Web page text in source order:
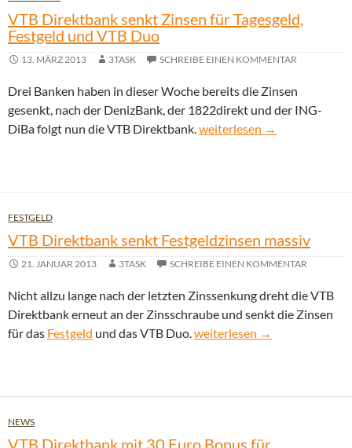
VTB Direktbank senkt Zinsen für Tagesgeld,
Festgeld und VTB Duo
13. MÄRZ 2013 3TASK SCHREIBE EINEN KOMMENTAR
Drei Banken haben in dieser Woche bereits die Zinsen
gesenkt, nach der DenizBank, der 1822direkt und der ING-
DiBa folgt nun die VTB Direktbank.VTB Direktbank senkt
weiterlesen →
FESTGELD
VTB Direktbank senkt Festgeldzinsen massiv
21. JANUAR 2013 3TASK SCHREIBE EINEN KOMMENTAR
Nicht allzu lange nach der letzten Zinssenkung dreht die VTB
Direktbank erneut an der Zinsschraube und senkt die Zinsen
für das Festgeld und das VTB Duo.VTB Direktbank senkt
weiterlesen →
NEWS